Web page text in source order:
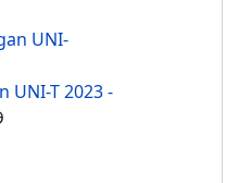
UNI-T 2023 -